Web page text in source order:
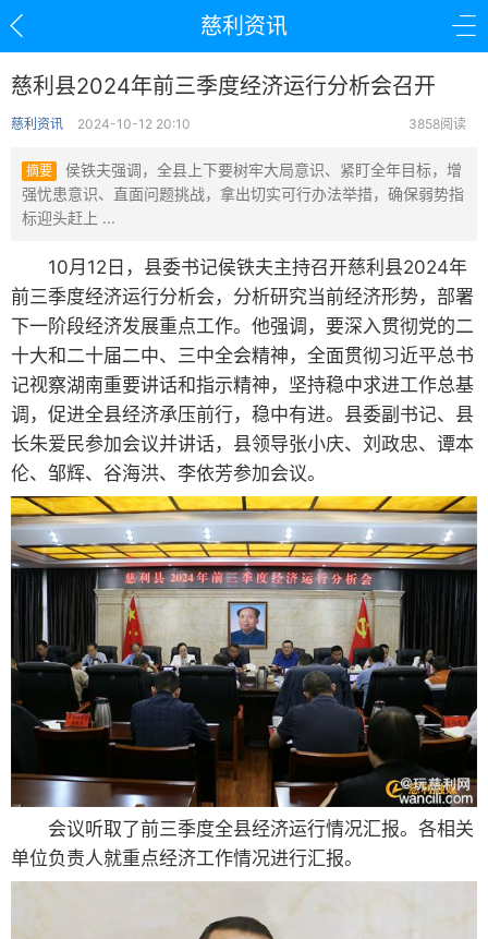
慈利资讯
慈利县2024年前三季度经济运行分析会召开
慈利资讯 2024-10-12 20:10 3858阅读
摘要
侯铁夫强调，全县上下要树牢大局意识、紧盯全年目标，增
强忧患意识、直面问题挑战，拿出切实可行办法举措，确保弱势指
标迎头赶上 ...
10月12日，县委书记侯铁夫主持召开慈利县2024年
前三季度经济运行分析会，分析研究当前经济形势，部署
下一阶段经济发展重点工作。他强调，要深入贯彻党的二
十大和二十届二中、三中全会精神，全面贯彻习近平总书
记视察湖南重要讲话和指示精神，坚持稳中求进工作总基
调，促进全县经济承压前行，稳中有进。县委副书记、县
长朱爱民参加会议并讲话，县领导张小庆、刘政忠、谭本
伦、邹辉、谷海洪、李依芳参加会议。
会议听取了前三季度全县经济运行情况汇报。各相关
单位负责人就重点经济工作情况进行汇报。